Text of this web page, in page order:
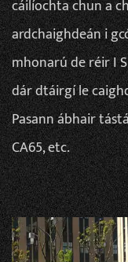
cáilíochta chun a
ardchaighdeán i
mhonarú de réir I
dár dtáirgí le
Pasann ábhair
CA65, etc.